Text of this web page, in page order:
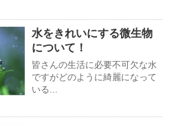
水をきれいにする微生物
について！
皆さんの生活に必要不可欠な水
ですがどのように綺麗になって
いる...